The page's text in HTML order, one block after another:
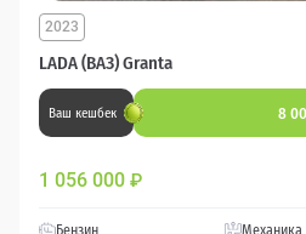
LADA (ВАЗ) Granta
2023
Ваш кешбек 8
1 056 000 ₽
Бензин Механика